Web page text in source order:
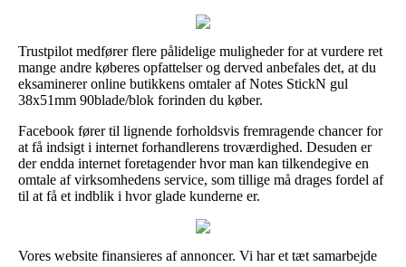
Trustpilot medfører flere pålidelige muligheder for at vurdere ret
mange andre køberes opfattelser og derved anbefales det, at du
eksaminerer online butikkens omtaler af Notes StickN gul
38x51mm 90blade/blok forinden du køber.
Facebook fører til lignende forholdsvis fremragende chancer for
at få indsigt i internet forhandlerens troværdighed. Desuden er
der endda internet foretagender hvor man kan tilkendegive en
omtale af virksomhedens service, som tillige må drages fordel af
til at få et indblik i hvor glade kunderne er.
Vores website finansieres af annoncer. Vi har et tæt samarbejde